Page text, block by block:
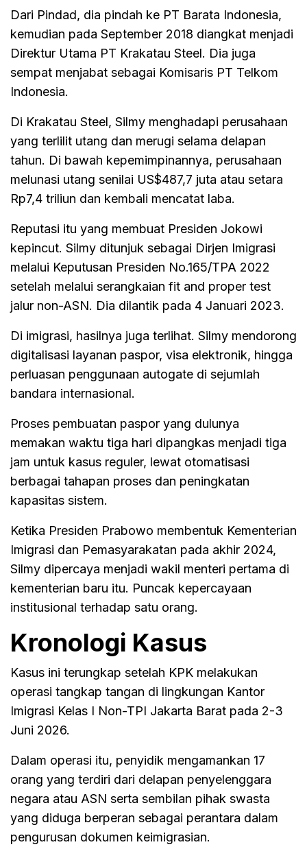
Dari Pindad, dia pindah ke PT Barata Indonesia,
kemudian pada September 2018 diangkat menjadi
Direktur Utama PT Krakatau Steel. Dia juga
sempat menjabat sebagai Komisaris PT Telkom
Indonesia.
Di Krakatau Steel, Silmy menghadapi perusahaan
yang terlilit utang dan merugi selama delapan
tahun. Di bawah kepemimpinannya, perusahaan
melunasi utang senilai US$487,7 juta atau setara
Rp7,4 triliun dan kembali mencatat laba.
Reputasi itu yang membuat Presiden Jokowi
kepincut. Silmy ditunjuk sebagai Dirjen Imigrasi
melalui Keputusan Presiden No.165/TPA 2022
setelah melalui serangkaian fit and proper test
jalur non-ASN. Dia dilantik pada 4 Januari 2023.
Di imigrasi, hasilnya juga terlihat. Silmy mendorong
digitalisasi layanan paspor, visa elektronik, hingga
perluasan penggunaan autogate di sejumlah
bandara internasional.
Proses pembuatan paspor yang dulunya
memakan waktu tiga hari dipangkas menjadi tiga
jam untuk kasus reguler, lewat otomatisasi
berbagai tahapan proses dan peningkatan
kapasitas sistem.
Ketika Presiden Prabowo membentuk Kementerian
Imigrasi dan Pemasyarakatan pada akhir 2024,
Silmy dipercaya menjadi wakil menteri pertama di
kementerian baru itu. Puncak kepercayaan
institusional terhadap satu orang.
Kronologi Kasus
Kasus ini terungkap setelah KPK melakukan
operasi tangkap tangan di lingkungan Kantor
Imigrasi Kelas I Non-TPI Jakarta Barat pada 2-3
Juni 2026.
Dalam operasi itu, penyidik mengamankan 17
orang yang terdiri dari delapan penyelenggara
negara atau ASN serta sembilan pihak swasta
yang diduga berperan sebagai perantara dalam
pengurusan dokumen keimigrasian.